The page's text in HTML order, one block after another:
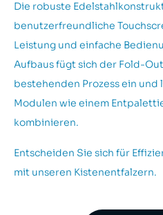
Die robuste
benutzerfreundliche
Leistung und einfache
Aufbaus fügt sich der Fold-
bestehenden Prozess ein
Modulen wie einem
kombinieren.
Entscheiden Sie sich für
mit unseren Kistenentfalzern.